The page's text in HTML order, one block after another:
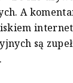
A
są